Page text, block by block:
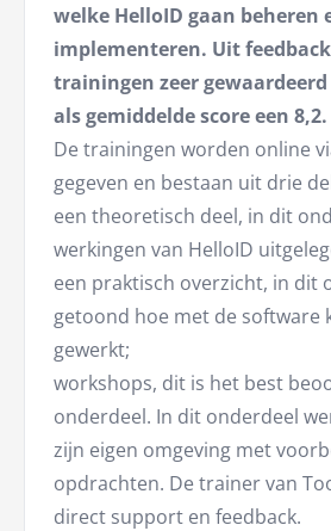
welke HelloID gaan beheren
implementeren. Uit
trainingen zeer
als gemiddelde score een 8,2.
De trainingen worden online
gegeven en bestaan uit drie
een theoretisch deel, in dit
werkingen van HelloID
een praktisch overzicht, in dit
getoond hoe met de software
gewerkt;
workshops, dit is het best
onderdeel. In dit onderdeel
zijn eigen omgeving met
opdrachten. De trainer van
direct support en feedback.